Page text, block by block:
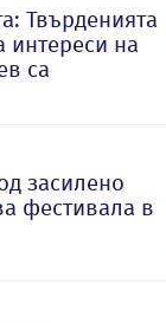
Твърденията
интереси на
са
засилено
фестивала в